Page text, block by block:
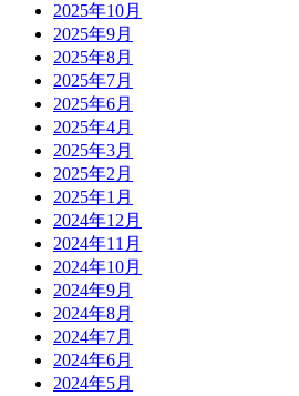
2025年10月
2025年9月
2025年8月
2025年7月
2025年6月
2025年4月
2025年3月
2025年2月
2025年1月
2024年12月
2024年11月
2024年10月
2024年9月
2024年8月
2024年7月
2024年6月
2024年5月